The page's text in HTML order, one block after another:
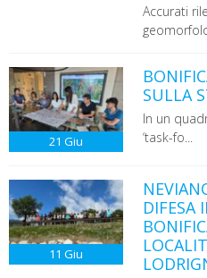
Accurati
21 Giu
SULLA
In un
‘task-fo...
11 Giu
DIFESA